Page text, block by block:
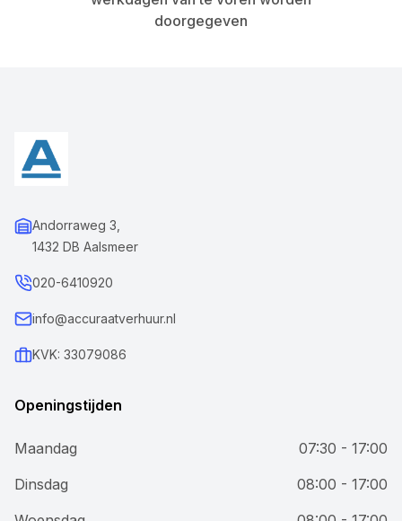
doorgegeven
Andorraweg 3,
1432 DB Aalsmeer
020-6410920
info@accuraatverhuur.nl
KVK: 33079086
Openingstijden
Maandag
07:30 - 17:00
Dinsdag
08:00 - 17:00